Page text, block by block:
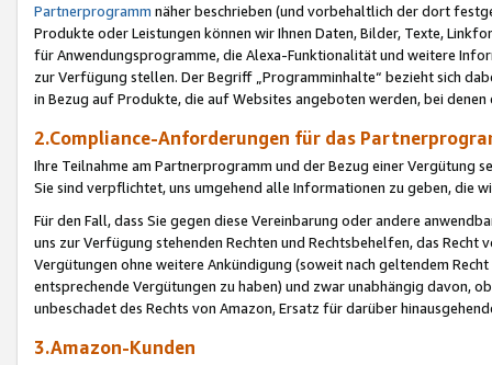
Partnerprogramm näher beschrieben (und vorbehaltlich der dort
Produkte oder Leistungen können wir Ihnen Daten, Bilder, Texte,
für Anwendungsprogramme, die Alexa-Funktionalität und weitere
zur Verfügung stellen. Der Begriff „Programminhalte“ bezieht sich
in Bezug auf Produkte, die auf Websites angeboten werden, bei
2.Compliance-Anforderungen für das
Ihre Teilnahme am Partnerprogramm und der Bezug einer Vergütung
Sie sind verpflichtet, uns umgehend alle Informationen zu geben, die
Für den Fall, dass Sie gegen diese Vereinbarung oder andere
uns zur Verfügung stehenden Rechten und Rechtsbehelfen, das
Vergütungen ohne weitere Ankündigung (soweit nach geltendem
entsprechende Vergütungen zu haben) und zwar unabhängig davon,
unbeschadet des Rechts von Amazon, Ersatz für darüber
3.Amazon-Kunden